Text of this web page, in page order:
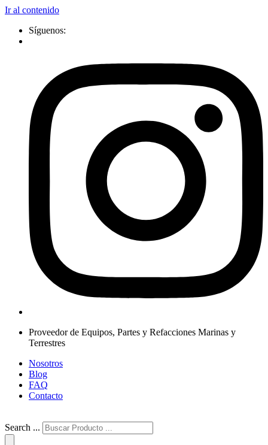
Ir al contenido
Síguenos:
Proveedor de Equipos, Partes y Refacciones Marinas y
Terrestres
Nosotros
Blog
FAQ
Contacto
Search ...